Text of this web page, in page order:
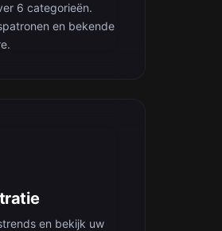
6 categorieën.
en bekende
en bekijk uw